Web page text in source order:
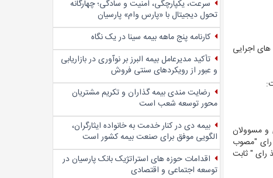
های اجرایی
و مسوولان
رای "مصوب
اخذ رای " ثابت
سرعت، یکپارچگی، امنیت و سادگی؛ چهار‌گانه
تحول دیجیتال با «پارس وام» پارسیان
کارنامه پنج ماهه بیمه سینا در یک نگاه
تأکید مدیرعامل بیمه البرز بر نوآوری در بازاریابی
و عبور از رویکردهای سنتی فروش
رضایت مندی بیمه گذاران و تکریم مشتریان
محور توسعه شعب است
بیمه دی در کنار خدمت به خانواده ایثارگران،
الگویی موفق برای صنعت بیمه کشور است
اقدامات حوزه های استراتژیک بانک پارسیان در
توسعه اجتماعی و اقتصادی